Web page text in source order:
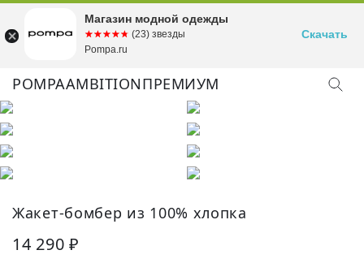
POMPAAMBITIONПРЕМИУМ
КУПИТЬ ОБРАЗ
Жакет-бомбер из 100% хлопка
14 290 ₽
Магазин модной одежды
☆☆☆☆☆
★★★★★ (23) звезды
Pompa.ru
Скачать